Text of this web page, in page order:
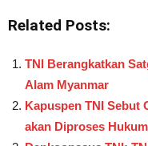
Related Posts:
TNI Berangkatkan
Alam Myanmar
Kapuspen TNI Sebut
akan Diproses Hukum